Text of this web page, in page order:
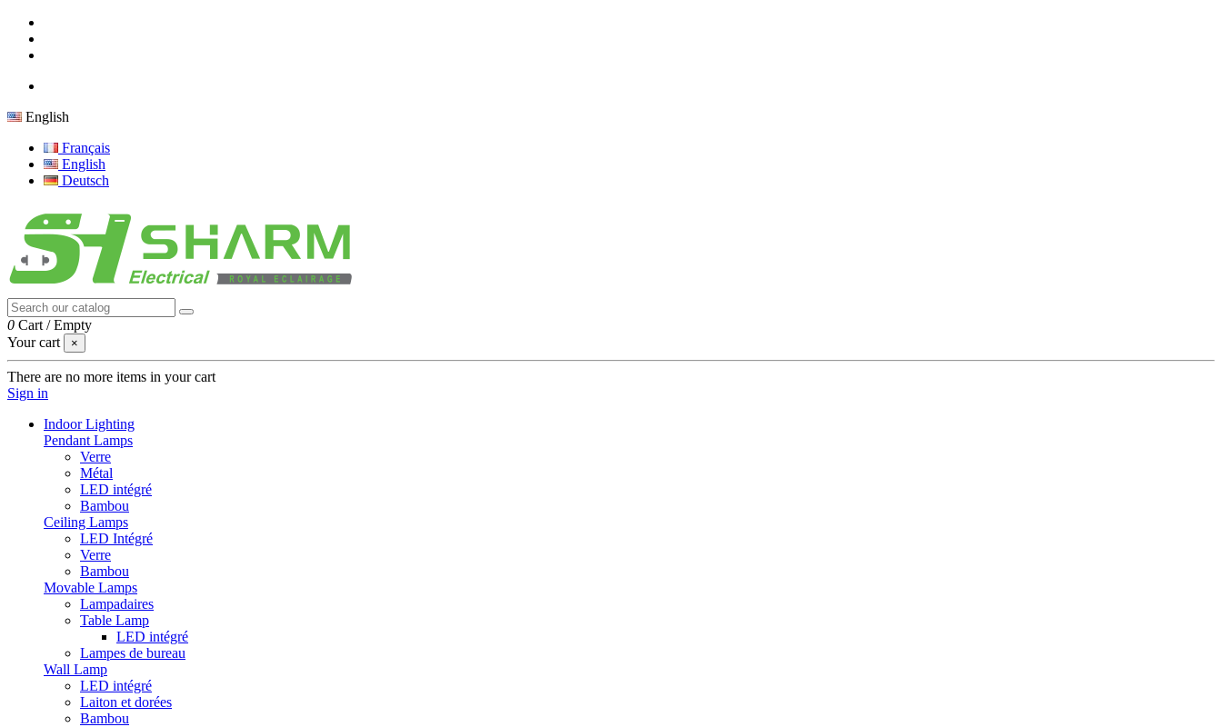
English
Français
English
Deutsch
0 Cart /Empty
Your cart
×
There are no more items in your cart
Sign in
Indoor Lighting
Pendant Lamps
Verre
Métal
LED intégré
Bambou
Ceiling Lamps
LED Intégré
Verre
Bambou
Movable Lamps
Lampadaires
Table Lamp
LED intégré
Lampes de bureau
Wall Lamp
LED intégré
Laiton et dorées
Bambou